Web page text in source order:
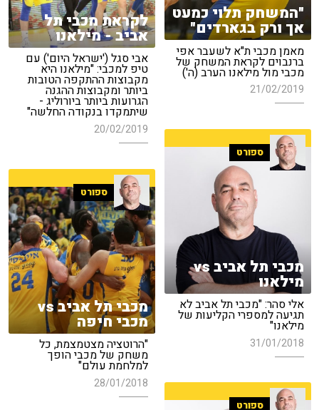
"המשחק תלוי כמעט
אך ורק בגארדים"
מאמן מכבי ת"א לשעבר אפי
ברנבוים לקראת המשחק של
מכבי מול מילאנו הערב (ה')
21/02/2019
לקראת מכבי תל
אביב - מילאנו
אבי סגל ('ישראל היום') עם
טיפ למכבי: "מילאנו היא
מקבוצות ההתקפה הטובות
ביותר ומקבוצות ההגנה
הגרועות ביותר ביורוליג -
שיתמקדו בנקודה החלשה"
20/02/2019
ספורט
מכבי תל אביב vs
מילאנו
אלי סהר: "מכבי תל אביב לא
תגיעה למספרי הקליעות של
מילאנו"
31/01/2018
ספורט
מכבי תל אביב vs
מכבי חיפה
"הרוטציה מצטמצמת, כל
משחק של מכבי הופך
למלחמת עולם"
28/01/2018
ספורט